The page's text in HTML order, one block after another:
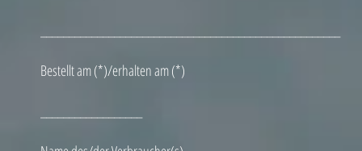
Bestellt am (*)/erhalten am (*)